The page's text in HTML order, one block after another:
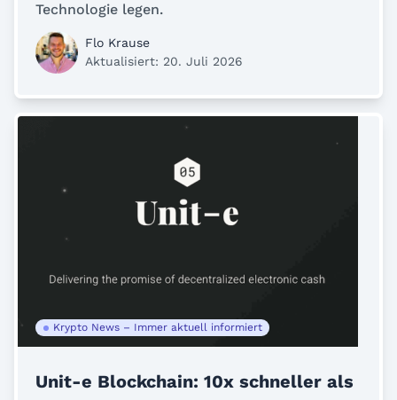
Technologie legen.
Flo Krause
Aktualisiert: 20. Juli 2026
Krypto News – Immer aktuell informiert
Unit-e Blockchain: 10x schneller als